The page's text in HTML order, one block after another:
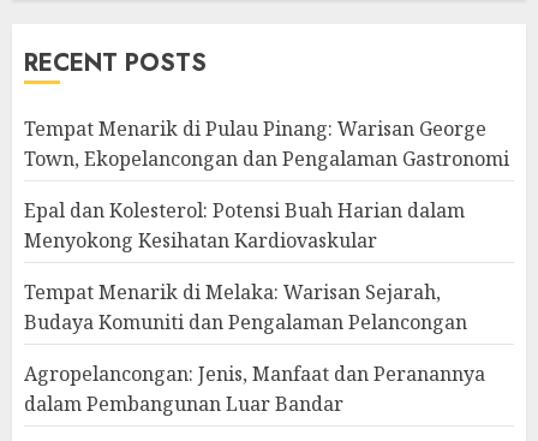
RECENT POSTS
Tempat Menarik di Pulau Pinang: Warisan George
Town, Ekopelancongan dan Pengalaman Gastronomi
Epal dan Kolesterol: Potensi Buah Harian dalam
Menyokong Kesihatan Kardiovaskular
Tempat Menarik di Melaka: Warisan Sejarah,
Budaya Komuniti dan Pengalaman Pelancongan
Agropelancongan: Jenis, Manfaat dan Peranannya
dalam Pembangunan Luar Bandar